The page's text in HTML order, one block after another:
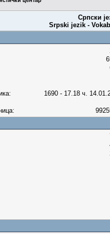
Српски
Srpski jezik -
1690 - 17.18 ч.